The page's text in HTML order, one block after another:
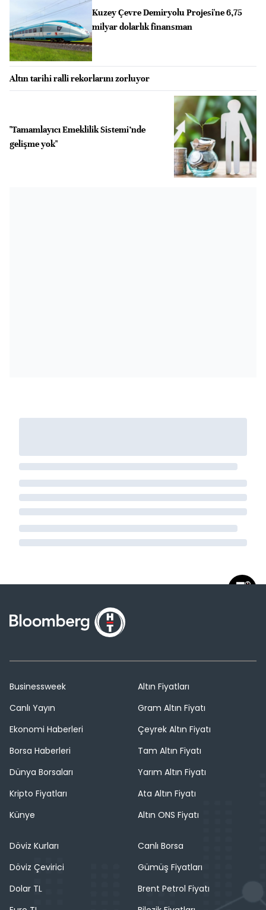
Kuzey Çevre Demiryolu Projesi'ne 6,75
milyar dolarlık finansman
Altın tarihi ralli rekorlarını zorluyor
"Tamamlayıcı Emeklilik Sistemi’nde
gelişme yok"
Businessweek
Canlı Yayın
Ekonomi Haberleri
Borsa Haberleri
Dünya Borsaları
Kripto Fiyatları
Künye
Altın Fiyatları
Gram Altın Fiyatı
Çeyrek Altın Fiyatı
Tam Altın Fiyatı
Yarım Altın Fiyatı
Ata Altın Fiyatı
Altın ONS Fiyatı
Döviz Kurları
Döviz Çevirici
Dolar TL
Canlı Borsa
Gümüş Fiyatları
Brent Petrol Fiyatı